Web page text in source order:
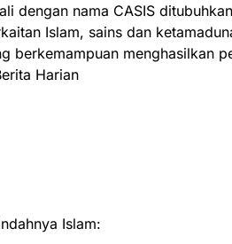
dengan nama CASIS
Islam, sains dan
berkemampuan menghasilkan
Harian
Islam: